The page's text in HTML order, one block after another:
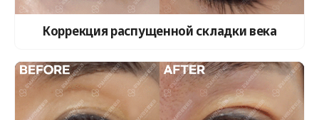
Коррекция распущенной складки века